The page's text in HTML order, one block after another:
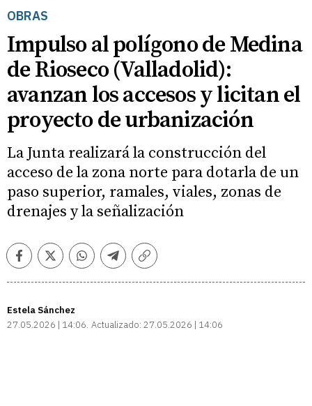
OBRAS
Impulso al polígono de Medina
de Rioseco (Valladolid):
avanzan los accesos y licitan el
proyecto de urbanización
La Junta realizará la construcción del
acceso de la zona norte para dotarla de un
paso superior, ramales, viales, zonas de
drenajes y la señalización
FacebookTwitterWhatsappTelegramCopiar
Estela Sánchez
27.05.2026 | 14:06 Actualizado: 27.05.2026 | 14:06